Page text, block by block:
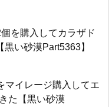
を購入してカラザド
い砂漠Part5363】
マイレージ購入してエ
た【黒い砂漠